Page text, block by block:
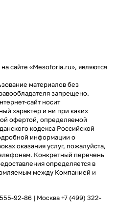
сайте «Mesoforia.ru», являются
материалов без
запрещено.
сайт носит
характер и ни при каких
офертой, определяемой
кодекса Российской
информации о
оказания услуг, пожалуйста,
Конкретный перечень
определяется в
между Компанией и
92-86 | Москва+7 (499) 322-